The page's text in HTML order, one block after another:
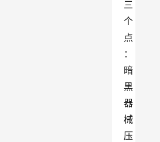
三
个
点
：
暗
黑
器
械
压